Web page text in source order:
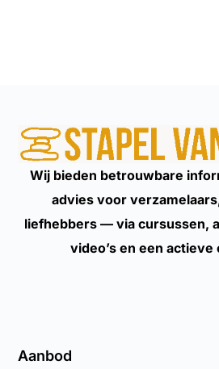
Wij bieden betrouwbare
advies voor
liefhebbers — via cursussen,
video’s en een
Aanbod